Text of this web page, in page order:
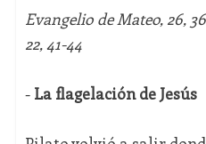
Evangelio de Mateo, 26,
22, 41-44
- La flagelación de Jesús